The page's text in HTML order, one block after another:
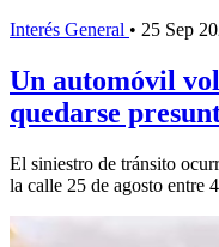
Interés General • 25 Sep
Un automóvil
quedarse
El siniestro de tránsito
la calle 25 de agosto entre